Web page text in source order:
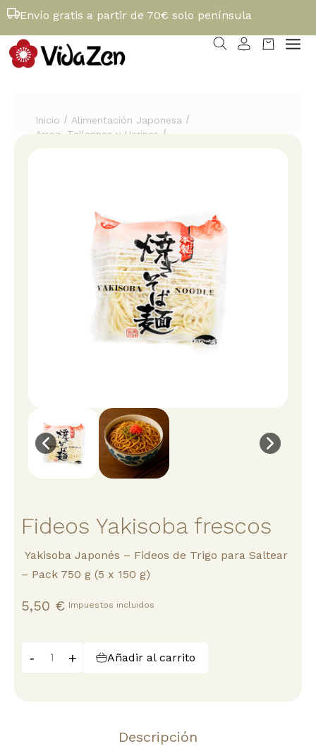
Envío gratis a partir de 70€ solo península
Inicio / Alimentación Japonesa /
Arroz, Tallarines y Harinas /
Fideos Yakisoba frescos
Yakisoba Japonés – Fideos de Trigo para Saltear
– Pack 750 g (5 x 150 g)
5,50 € Impuestos incluidos
- + Añadir al carrito
Descripción